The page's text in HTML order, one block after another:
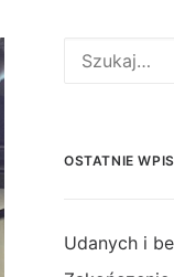
OSTATNIE
Udanych i